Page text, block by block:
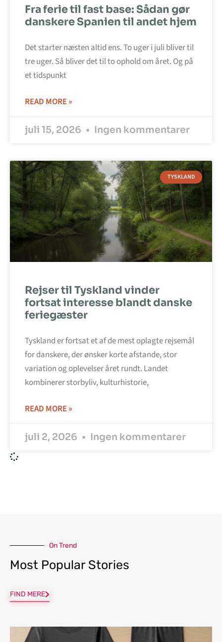
Fra ferie til fast base: Sådan gør
danskere Spanien til andet hjem
Det starter næsten altid ens. To uger i juli bliver til
tre uger. Så bliver det til to ophold om året. Og på
et tidspunkt
READ MORE »
juli 15, 2026 Ingen kommentarer
TYSKLAND
Rejser til Tyskland vinder
fortsat interesse blandt danske
feriegæster
Tyskland er fortsat et af de mest oplagte rejsemål
for danskere, der ønsker korte afstande, stor
variation og oplevelser året rundt. Landet
kombinerer storbyliv, kulturhistorie,
READ MORE »
juli 2, 2026 Ingen kommentarer
On Trend
Most Popular Stories
FIND MERE